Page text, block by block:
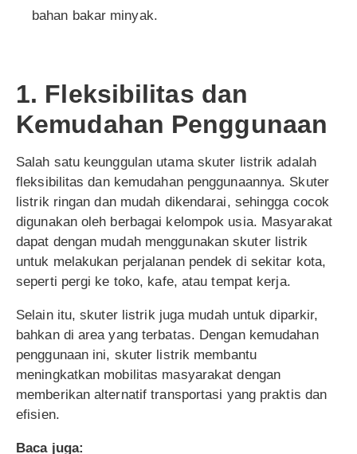
bahan bakar minyak.
1. Fleksibilitas dan
Kemudahan Penggunaan
Salah satu keunggulan utama skuter listrik adalah
fleksibilitas dan kemudahan penggunaannya. Skuter
listrik ringan dan mudah dikendarai, sehingga cocok
digunakan oleh berbagai kelompok usia. Masyarakat
dapat dengan mudah menggunakan skuter listrik
untuk melakukan perjalanan pendek di sekitar kota,
seperti pergi ke toko, kafe, atau tempat kerja.
Selain itu, skuter listrik juga mudah untuk diparkir,
bahkan di area yang terbatas. Dengan kemudahan
penggunaan ini, skuter listrik membantu
meningkatkan mobilitas masyarakat dengan
memberikan alternatif transportasi yang praktis dan
efisien.
Baca juga: